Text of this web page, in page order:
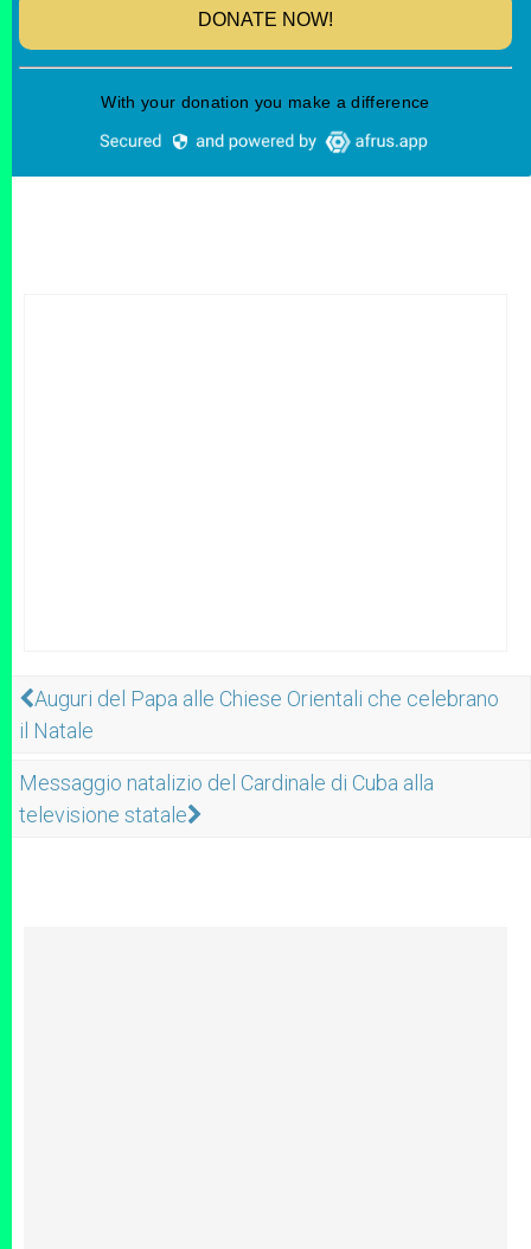
Auguri del Papa alle Chiese Orientali che celebrano
il Natale
Messaggio natalizio del Cardinale di Cuba alla
televisione statale